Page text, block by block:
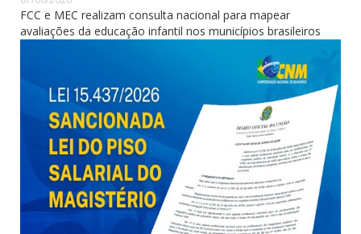
FCC e MEC realizam consulta nacional para mapear
avaliações da educação infantil nos municípios brasileiros